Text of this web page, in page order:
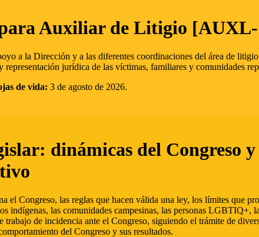
Auxiliar de Litigio [AUXL-
a la Dirección y a las diferentes coordinaciones del área de
representación jurídica de las víctimas, familiares y comunidades
de vida: 3 de agosto de 2026.
dinámicas del Congreso
el Congreso, las reglas que hacen válida una ley, los límites que
indígenas, las comunidades campesinas, las personas
trabajo de incidencia ante el Congreso, siguiendo el trámite de
del Congreso y sus resultados.